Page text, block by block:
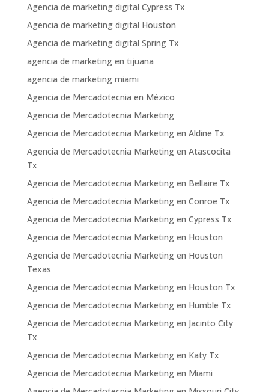
Agencia de marketing digital Cypress Tx
Agencia de marketing digital Houston
Agencia de marketing digital Spring Tx
agencia de marketing en tijuana
agencia de marketing miami
Agencia de Mercadotecnia en Mézico
Agencia de Mercadotecnia Marketing
Agencia de Mercadotecnia Marketing en Aldine Tx
Agencia de Mercadotecnia Marketing en Atascocita
Tx
Agencia de Mercadotecnia Marketing en Bellaire Tx
Agencia de Mercadotecnia Marketing en Conroe Tx
Agencia de Mercadotecnia Marketing en Cypress Tx
Agencia de Mercadotecnia Marketing en Houston
Agencia de Mercadotecnia Marketing en Houston
Texas
Agencia de Mercadotecnia Marketing en Houston Tx
Agencia de Mercadotecnia Marketing en Humble Tx
Agencia de Mercadotecnia Marketing en Jacinto City
Tx
Agencia de Mercadotecnia Marketing en Katy Tx
Agencia de Mercadotecnia Marketing en Miami